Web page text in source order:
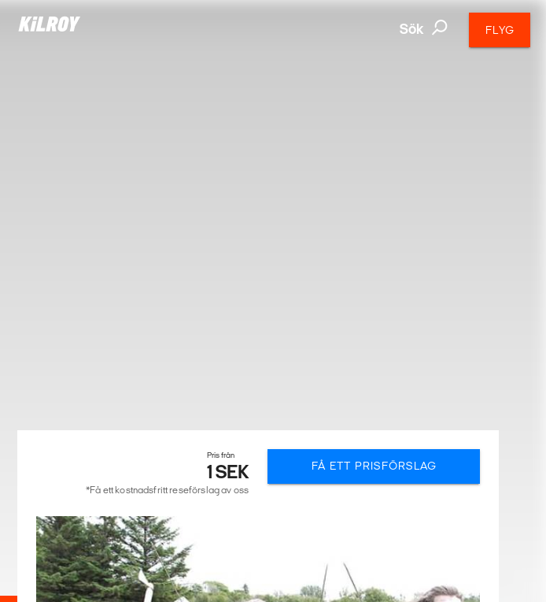
Sök FLYG
Pris från
1 SEK
*Få ett kostnadsfritt reseförslag av oss
FÅ ETT PRISFÖRSLAG